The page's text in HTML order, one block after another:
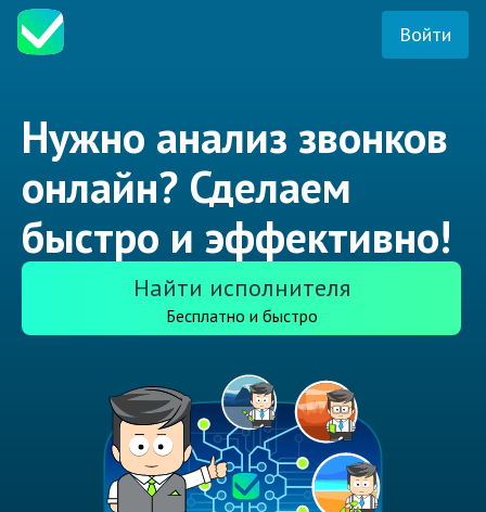
Войти
Нужно анализ звонков
онлайн? Сделаем
быстро и эффективно!
Найти исполнителя
Бесплатно и быстро